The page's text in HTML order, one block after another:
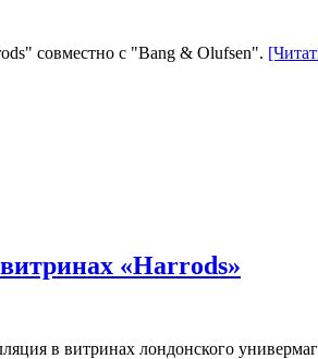
совместно с "Bang & Olufsen".
«Harrods»
в витринах лондонского